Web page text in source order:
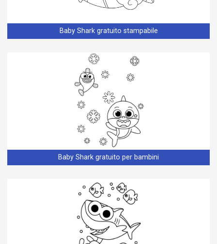
Baby Shark gratuito stampabile
Baby Shark gratuito per bambini